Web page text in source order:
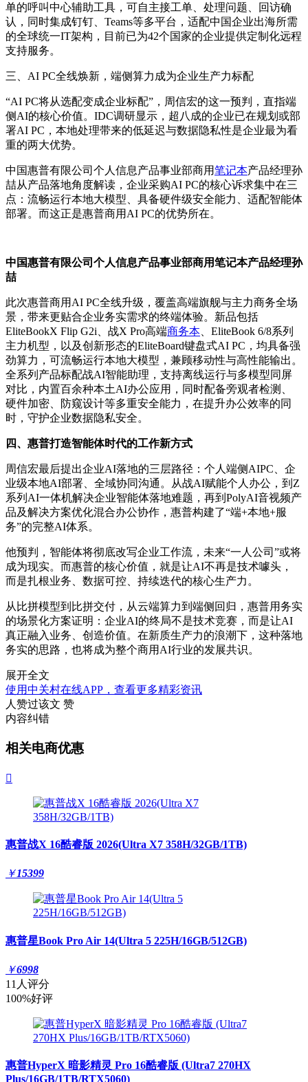
单的呼叫中心辅助工具，可自主接工单、处理问题、回访确
认，同时集成钉钉、Teams等多平台，适配中国企业出海所需
的全球统一IT架构，目前已为42个国家的企业提供定制化远程
支持服务。
三、AI PC全线焕新，端侧算力成为企业生产力标配
“AI PC将从选配变成企业标配”，周信宏的这一预判，直指端
侧AI的核心价值。IDC调研显示，超八成的企业已在规划或部
署AI PC，本地处理带来的低延迟与数据隐私性是企业最为看
重的两大优势。
中国惠普有限公司个人信息产品事业部商用笔记本产品经理孙
喆从产品落地角度解读，企业采购AI PC的核心诉求集中在三
点：流畅运行本地大模型、具备硬件级安全能力、适配智能体
部署。而这正是惠普商用AI PC的优势所在。
中国惠普有限公司个人信息产品事业部商用笔记本产品经理孙
喆
此次惠普商用AI PC全线升级，覆盖高端旗舰与主力商务全场
景，带来更贴合企业务实需求的终端体验。新品包括
EliteBookX Flip G2i、战X Pro高端商务本 、EliteBook 6/8系列
主力机型，以及创新形态的EliteBoard键盘式AI PC，均具备强
劲算力，可流畅运行本地大模型，兼顾移动性与高性能输出。
全系列产品标配战AI智能助理，支持离线运行与多模型同屏
对比，内置百余种本土AI办公应用，同时配备旁观者检测、
硬件加密、防窥设计等多重安全能力，在提升办公效率的同
时，守护企业数据隐私安全。
四、惠普打造智能体时代的工作新方式
周信宏最后提出企业AI落地的三层路径：个人端侧AIPC、企
业级本地AI部署、全域协同沟通。从战AI赋能个人办公，到Z
系列AI一体机解决企业智能体落地难题，再到PolyAI音视频产
品及解决方案优化混合办公协作，惠普构建了“端+本地+服
务”的完整AI体系。
他预判，智能体将彻底改写企业工作流，未来“一人公司”或将
成为现实。而惠普的核心价值，就是让AI不再是技术噱头，
而是扎根业务、数据可控、持续迭代的核心生产力。
从比拼模型到比拼交付，从云端算力到端侧回归，惠普用务实
的场景化方案证明：企业AI的终局不是技术竞赛，而是让AI
真正融入业务、创造价值。在新质生产力的浪潮下，这种落地
务实的思路，也将成为整个商用AI行业的发展共识。
展开全文
使用中关村在线APP，查看更多精彩资讯
人赞过该文 赞
内容纠错
相关电商优惠

惠普战X 16酷睿版 2026(Ultra X7 358H/32GB/1TB)
￥15399
惠普星Book Pro Air 14(Ultra 5 225H/16GB/512GB)
￥6998
11人评分
100%好评
惠普HyperX 暗影精灵 Pro 16酷睿版 (Ultra7 270HX
Plus/16GB/1TB/RTX5060)